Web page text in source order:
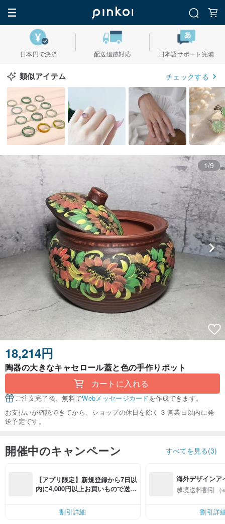
日本円で決済 配送追跡対応 日本語サポート完備
類似アイテム チェックする
1/9
18,214円
陶器の大きなキャセロール蓋と色の手作りポット
カートに入れる
ご注文完了後、無料でWebメッセージカードを作成できます。
お支払いが確認できてから、ショップの休日を除く 3 営業日以内に発
送予定です。
開催中のキャンペーン すべてを見る(3)
【アプリ限定】新規登録から7日以
内に4,000円以上お買いもので送料
割引詳細
海外デザインア
入
越境送料割引（
割引詳